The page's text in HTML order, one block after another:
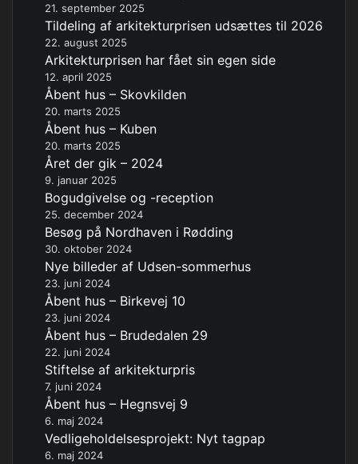
21. september 2025
Tildeling af arkitekturprisen udsættes til 2026
22. august 2025
Arkitekturprisen har fået sin egen side
12. april 2025
Åbent hus – Skovkilden
20. marts 2025
Åbent hus – Kuben
20. marts 2025
Året der gik – 2024
9. januar 2025
Bogudgivelse og -reception
25. december 2024
Besøg på Nordhaven i Rødding
30. oktober 2024
Nye billeder af Udsen-sommerhus
23. juni 2024
Åbent hus – Birkevej 10
23. juni 2024
Åbent hus – Brudedalen 29
22. juni 2024
Stiftelse af arkitekturpris
7. juni 2024
Åbent hus – Hegnsvej 9
6. maj 2024
Vedligeholdelsesprojekt: Nyt tagpap
6. maj 2024